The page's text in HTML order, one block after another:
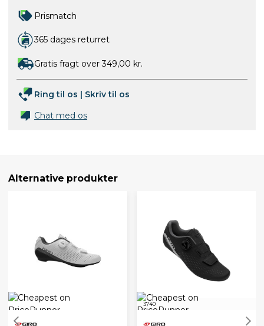
Prismatch
365 dages returret
Gratis fragt over 349,00 kr.
Ring til os | Skriv til os
Chat med os
Alternative produkter
3740